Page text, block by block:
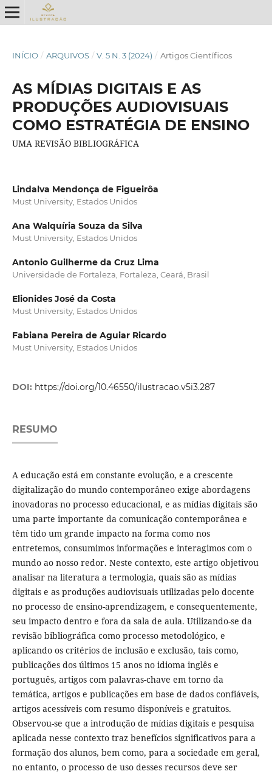
INÍCIO / ARQUIVOS / V. 5 N. 3 (2024) / Artigos Científicos
AS MÍDIAS DIGITAIS E AS
PRODUÇÕES AUDIOVISUAIS
COMO ESTRATÉGIA DE ENSINO
UMA REVISÃO BIBLIOGRÁFICA
Lindalva Mendonça de Figueirôa
Must University, Estados Unidos
Ana Walquíria Souza da Silva
Must University, Estados Unidos
Antonio Guilherme da Cruz Lima
Universidade de Fortaleza, Fortaleza, Ceará, Brasil
Elionides José da Costa
Must University, Estados Unidos
Fabiana Pereira de Aguiar Ricardo
Must University, Estados Unidos
DOI: https://doi.org/10.46550/ilustracao.v5i3.287
RESUMO
A educação está em constante evolução, e a crescente
digitalização do mundo contemporâneo exige abordagens
inovadoras no processo educacional, e as mídias digitais são
uma parte importante da comunicação contemporânea e
têm tido um grande impacto na forma como nos
entretemos, consumimos informações e interagimos com o
mundo ao nosso redor. Neste contexto, este artigo objetivou
analisar na literatura a termologia, quais são as mídias
digitais e as produções audiovisuais utilizadas pelo docente
no processo de ensino-aprendizagem, e consequentemente,
seu impacto dentro e fora da sala de aula. Utilizando-se da
revisão bibliográfica como processo metodológico, e
aplicando os critérios de inclusão e exclusão, tais como,
publicações dos últimos 15 anos no idioma inglês e
português, artigos com palavras-chave em torno da
temática, artigos e publicações em base de dados confiáveis,
artigos acessíveis com resumo disponíveis e gratuitos.
Observou-se que a introdução de mídias digitais e pesquisa
aplicada nesse contexto traz benefícios significativos para a
formação dos alunos, bem como, para a sociedade em geral,
no entanto, o processo de uso desses recursos deve ser